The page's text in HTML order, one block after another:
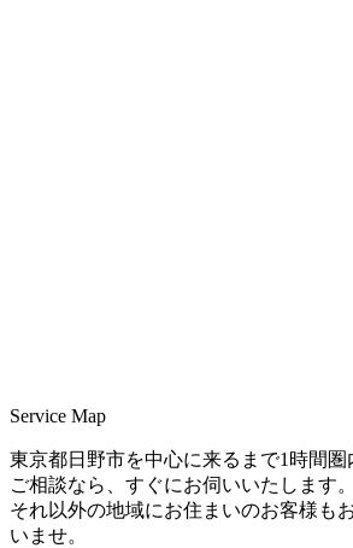
Service Map
東京都日野市を中心に来るまで1時間
ご相談なら、すぐにお伺いいたします。
それ以外の地域にお住まいのお客様も
いませ。